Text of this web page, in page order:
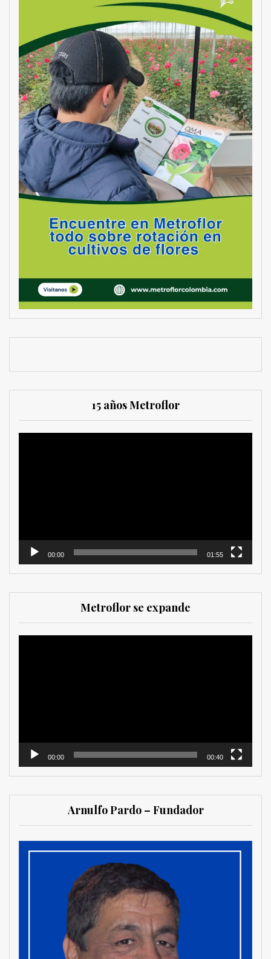
15 años Metroflor
00:00 01:55
Metroflor se expande
00:00 00:40
Arnulfo Pardo – Fundador